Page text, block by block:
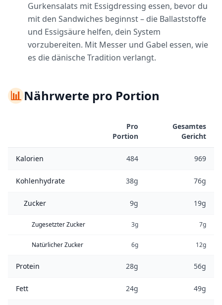
Gurkensalats mit Essigdressing essen, bevor du
mit den Sandwiches beginnst – die Ballaststoffe
und Essigsäure helfen, dein System
vorzubereiten. Mit Messer und Gabel essen, wie
es die dänische Tradition verlangt.
📊Nährwerte pro Portion
Pro
Portion
Gesamtes
Gericht
Kalorien 484 969
Kohlenhydrate 38g 76g
Zucker 9g 19g
Zugesetzter Zucker 3g 7g
Natürlicher Zucker 6g 12g
Protein 28g 56g
Fett 24g 49g